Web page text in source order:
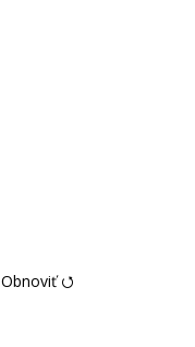
Obnoviť ⭯